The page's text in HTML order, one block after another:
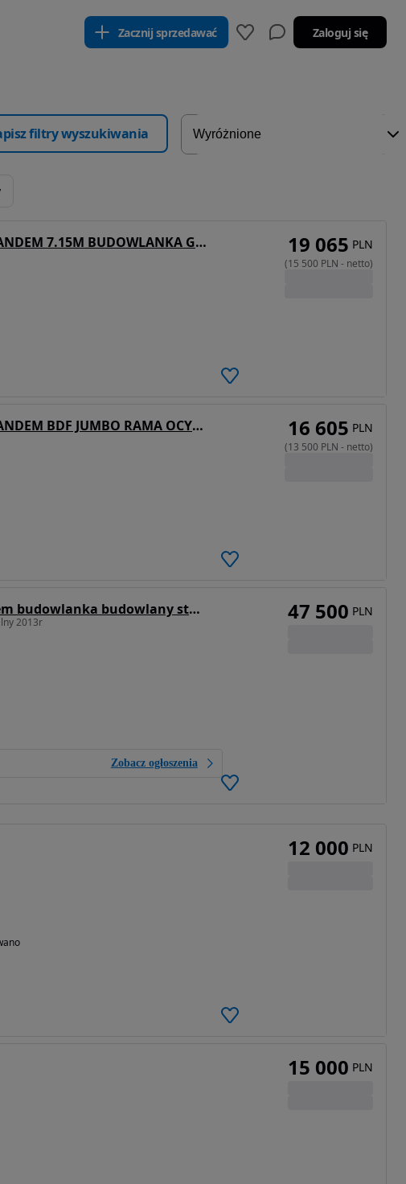
Zacznij sprzedawać Zaloguj się
filtry wyszukiwania
Ackermann 15.500zł netto TANDEM 7.15M BUDOWLANKA GÓRNY ZACZEP PODUSZKA RAMA OCYNK ST.BDB MOŻLIWOŚĆ TRANSPORTU 19 065 PLN
(15 500 PLN - netto)
Ackermann 13.500zł netto TANDEM BDF JUMBO RAMA OCYNK MOŻLIWOŚĆ TRANSPORTU 16 605 PLN
(13 500 PLN - netto)
Ackermann Przyczepa tandem budowlanka budowlany stan idealny 2013r
2013r
Zobacz ogłoszenia
47 500 PLN
12 000 PLN
15 000 PLN